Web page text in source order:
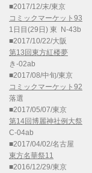
■2017/12/末/東京
コミックマーケット93
1日目(29日) 東 N-43b
■2017/10/22/大阪
第13回東方紅楼夢
き-02ab
■2017/08/中旬/東京
コミックマーケット92
落選
■2017/05/07/東京
第14回博麗神社例大祭
C-04ab
■2017/04/02/名古屋
東方名華祭11
■2016/12/29/東京